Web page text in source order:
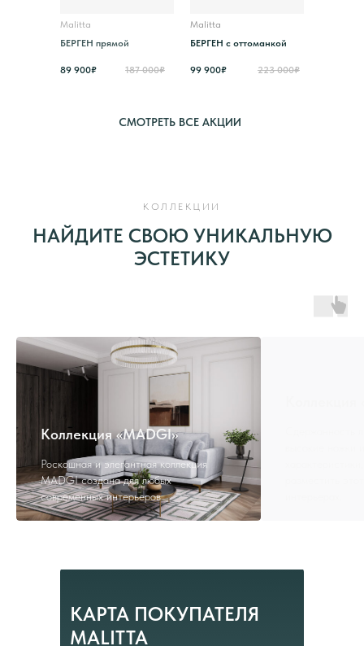
Malitta
БЕРГЕН прямой
89 900₽ 187 000₽
Malitta
БЕРГЕН с оттоманкой
99 900₽ 223 000₽
СМОТРЕТЬ ВСЕ АКЦИИ
КОЛЛЕКЦИИ
НАЙДИТЕ СВОЮ УНИКАЛЬНУЮ
ЭСТЕТИКУ
Коллекция «MADGI»
Роскошная и элегантная коллекция
MADGI создана для любых
современных интерьеров
КАРТА ПОКУПАТЕЛЯ
MALITTA